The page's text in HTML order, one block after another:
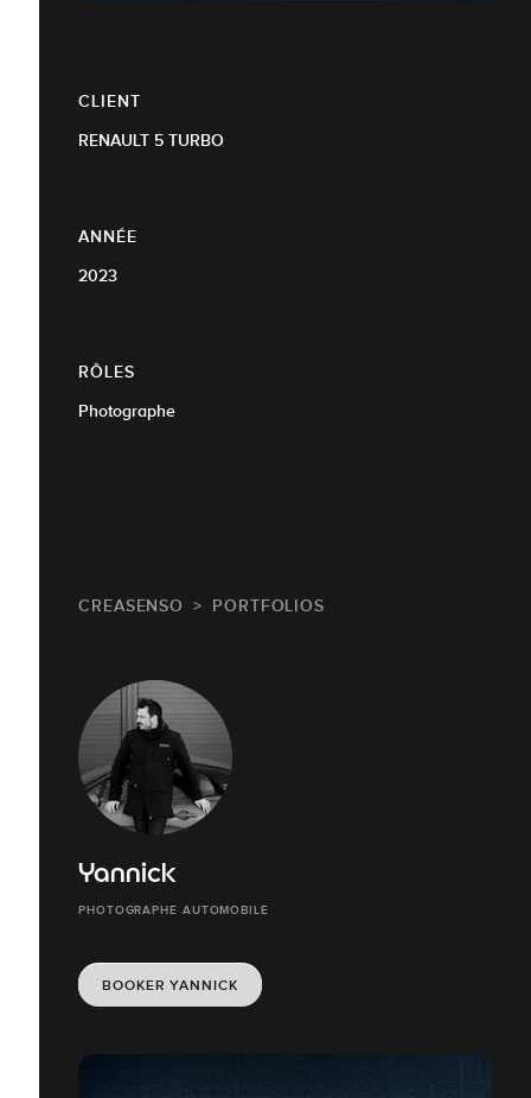
CLIENT
RENAULT 5 TURBO
ANNÉE
2023
RÔLES
Photographe
CREASENSO PORTFOLIOS
Yannick
PHOTOGRAPHE AUTOMOBILE
BOOKER YANNICK